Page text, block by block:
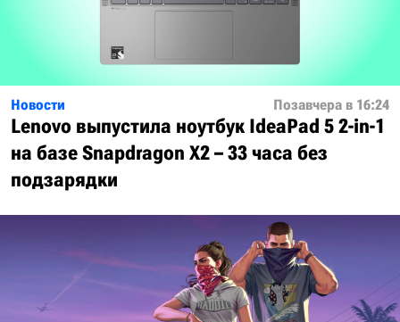
Новости Позавчера в 16:24
Lenovo выпустила ноутбук IdeaPad 5 2-in-1
на базе Snapdragon X2 – 33 часа без
подзарядки